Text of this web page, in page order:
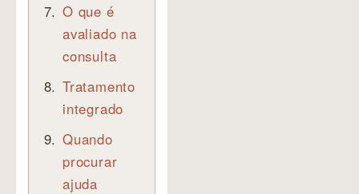
O que é
avaliado na
consulta
Tratamento
integrado
Quando
procurar
ajuda